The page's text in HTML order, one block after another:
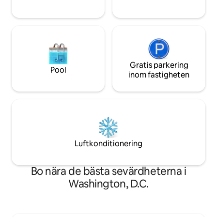
Pool
Gratis parkering
inom fastigheten
Luftkonditionering
Bo nära de bästa sevärdheterna i
Washington, D.C.